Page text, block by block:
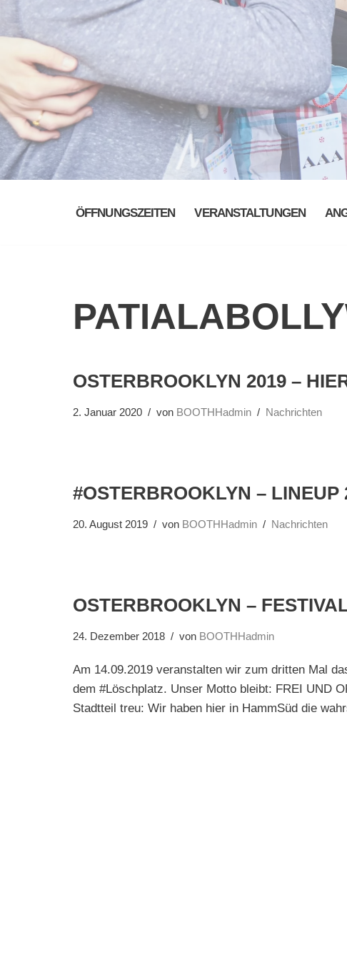
ÖFFNUNGSZEITEN VERANSTALTUNGEN
OSTERBROOKLYN 2019 –
2. Januar 2020 von BOOTHHadmin Nachrichten
#OSTERBROOKLYN – LINEUP
20. August 2019 von BOOTHHadmin Nachrichten
OSTERBROOKLYN –
24. Dezember 2018 von BOOTHHadmin
Am 14.09.2019 veranstalten wir zum dritten Mal
dem #Löschplatz. Unser Motto bleibt: FREI UND
Stadtteil treu: Wir haben hier in HammSüd die